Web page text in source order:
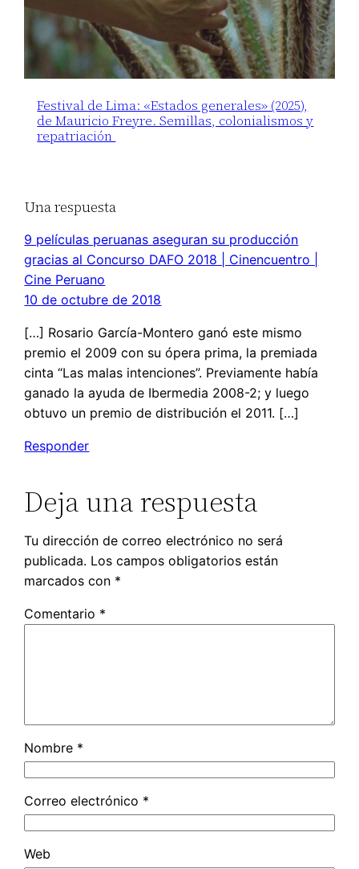
Festival de Lima: «Estados generales» (2025),
de Mauricio Freyre. Semillas, colonialismos y
repatriación
Una respuesta
9 películas peruanas aseguran su producción
gracias al Concurso DAFO 2018 | Cinencuentro |
Cine Peruano
10 de octubre de 2018
[…] Rosario García-Montero ganó este mismo
premio el 2009 con su ópera prima, la premiada
cinta “Las malas intenciones”. Previamente había
ganado la ayuda de Ibermedia 2008-2; y luego
obtuvo un premio de distribución el 2011. […]
Responder
Deja una respuesta
Tu dirección de correo electrónico no será
publicada. Los campos obligatorios están
marcados con *
Comentario *
Nombre *
Correo electrónico *
Web